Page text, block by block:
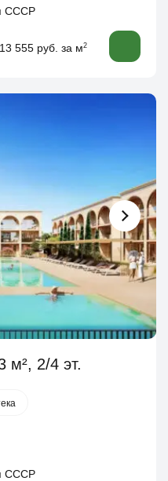
СССР
555 руб. за м2
м², 2/4 эт.
СССР